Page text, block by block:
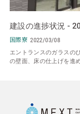
建設の進捗状況 -
国際寮 2022/03/08
エントランスのガラスの
の壁面、床の仕上げを進